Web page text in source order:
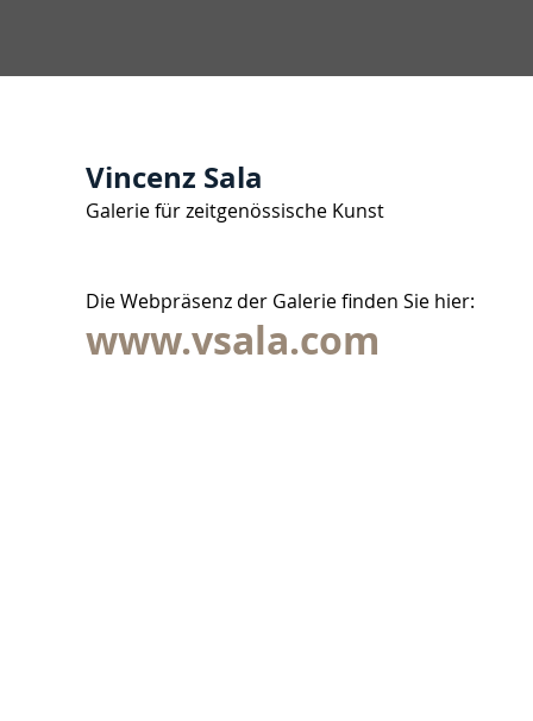
Vincenz Sala
Galerie für zeitgenössische Kunst
Die Webpräsenz der Galerie finden Sie hier:
www.vsala.com